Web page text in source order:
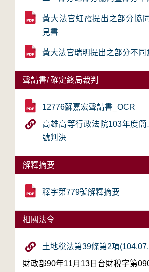
黃大法官虹霞提出之部分協
見書
黃大法官瑞明提出之部分不同
聲請書/ 確定終局裁判
12776蘇嘉宏聲請書_OCR
高雄高等行政法院103年度簡
號判決
解釋摘要
釋字第779號解釋摘要
相關法令
土地稅法第39條第2項
財政部90年11月13日台財稅字第